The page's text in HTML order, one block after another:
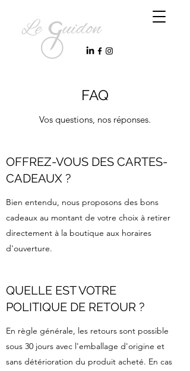
FAQ
Vos questions, nos réponses.
OFFREZ-VOUS DES CARTES-
CADEAUX ?
Bien entendu, nous proposons des bons
cadeaux au montant de votre choix à retirer
directement à la boutique aux horaires
d'ouverture.
QUELLE EST VOTRE
POLITIQUE DE RETOUR ?
En règle générale, les retours sont possible
sous 30 jours avec l'emballage d'origine et
sans détérioration du produit acheté. En cas